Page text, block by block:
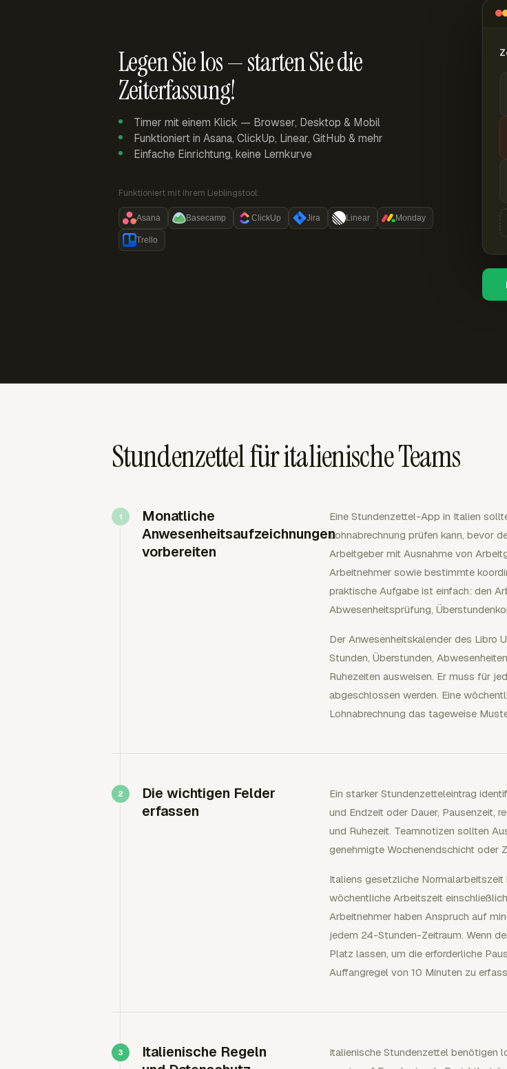
Legen Sie los — starten Sie die
Zeiterfassung!
Timer mit einem Klick — Browser, Desktop & Mobil
Funktioniert in Asana, ClickUp, Linear, GitHub & mehr
Einfache Einrichtung, keine Lernkurve
Funktioniert mit Ihrem Lieblingstool:
Asana Basecamp ClickUp Jira Linear Monday
Trello
Stundenzettel für italienische Teams
Monatliche
Anwesenheitsaufzeichnungen
vorbereiten
Eine Stundenzettel-App in Italien
Lohnabrechnung prüfen kann, bevor
Arbeitgeber mit Ausnahme von
Arbeitnehmer sowie bestimmte
praktische Aufgabe ist einfach: den
Abwesenheitsprüfung,
Der Anwesenheitskalender des
Stunden, Überstunden,
Ruhezeiten ausweisen. Er muss für
abgeschlossen werden. Eine
Lohnabrechnung das tageweise
Die wichtigen Felder
erfassen
Ein starker Stundenzetteleintrag
und Endzeit oder Dauer, Pausenzeit,
und Ruhezeit. Teamnotizen sollten
genehmigte Wochenendschicht oder
Italiens gesetzliche
wöchentliche Arbeitszeit
Arbeitnehmer haben Anspruch auf
jedem 24-Stunden-Zeitraum. Wenn
Platz lassen, um die erforderliche
Auffangregel von 10 Minuten zu
Italienische Regeln
Italienische Stundenzettel benötigen